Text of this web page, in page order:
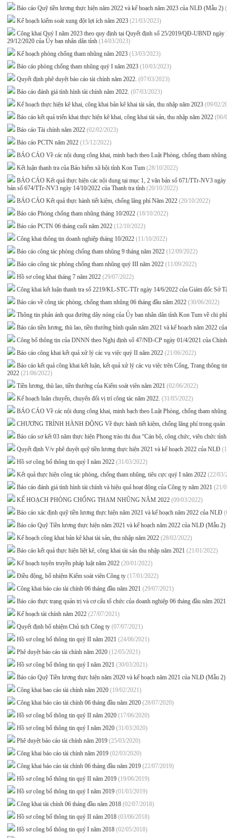
Báo cáo Quỹ tiền lương thực hiện năm 2022 và kế hoạch năm 2023 của NLĐ (Mẫu 2)
Kế hoạch kiểm soát xung đột lợi ích năm 2023 (21/03/2023)
Công khai Quý I năm 2023 theo quy định tại Quyết định số 25/2019/QĐ-UBND
29/12/2020 của Ủy ban nhân dân tỉnh (14/03/2023)
Kế hoạch phòng chống tham nhũng năm 2023 (13/03/2023)
Báo cáo phòng chống tham nhũng quý I năm 2023 (10/03/2023)
Quyết định phê duyệt báo cáo tài chính năm 2022. (07/03/2023)
Báo cáo đánh giá tình hình tài chính năm 2022. (07/03/2023)
Kế hoạch thực hiện kê khai, công khai bản kê khai tài sản, thu nhập năm 2023 (09/02/
Báo cáo kết quả triển khai thực hiện kê khai, công khai tài sản, thu nhập năm 2022 (06/
Báo cáo Tài chính năm 2022 (02/02/2023)
Báo cáo PCTN năm 2022 (15/12/2022)
BÁO CÁO Về các nội dung công khai, minh bạch theo Luật Phòng, chống tham
Kết luận thanh tra của Bảo hiểm xã hội tỉnh Kon Tum (28/10/2022)
BÁO CÁO Kết quả thực hiện các nội dung tại mục 1, 2 văn bản số 671/TTr-NV3
bản số 674/TTr-NV3 ngày 14/10/2022 của Thanh tra tỉnh (20/10/2022)
BÁO CÁO Kết quả thực hành tiết kiệm, chống lãng phí Năm 2022 (20/10/2022)
Báo cáo Phòng chống tham nhũng tháng 10/2022 (18/10/2022)
Báo cáo PCTN 06 tháng cuối năm 2022 (12/10/2022)
Công khai thông tin doanh nghiệp tháng 10/2022 (11/10/2022)
Báo cáo công tác phòng chống tham nhũng 9 tháng năm 2022 (12/09/2022)
Báo cáo công tác phòng chống tham nhũng quý III năm 2022 (11/09/2022)
Hồ sơ công khai tháng 7 năm 2022 (29/07/2022)
Công khai kết luận thanh tra số 2219/KL-STC-TTr ngày 14/6/2022 của Giám đốc Sở
Báo cáo về công tác phòng, chống tham nhũng 06 tháng đầu năm 2022 (30/06/2022)
Thông tin phản ánh qua đường dây nóng của Ủy ban nhân dân tỉnh Kon Tum về chi
Báo cáo tiền lương, thù lao, tiền thưởng bình quân năm 2021 và kế hoạch năm 2022
Công bố thông tin của DNNN theo Nghị định số 47/NĐ-CP ngày 01/4/2021 của
Báo cáo công khai kết quả xử lý các vụ việc quý II năm 2022 (21/06/2022)
Báo cáo kết quả công khai kết luận, kết quả xử lý các vụ việc trên Cổng, Trang thông
2022 (21/06/2022)
Tiền lương, thù lao, tiền thưởng của Kiểm soát viên năm 2021 (02/06/2022)
Kế hoạch luân chuyển, chuyển đổi vị trí công tác năm 2022. (31/05/2022)
BÁO CÁO Về các nội dung công khai, minh bạch theo Luật Phòng, chống tham
CHƯƠNG TRÌNH HÀNH ĐỘNG Về thực hành tiết kiệm, chống lãng phí trong quản
Báo cáo sơ kết 03 năm thực hiện Phong trào thi đua “Cán bộ, công chức, viên chức
Quyết định V/v phê duyệt quỹ tiền lương thực hiện 2021 và kế hoạch 2022 của NLĐ
Hồ sơ công bố thông tin quý I năm 2022 (31/03/2022)
Kết quả thực hiện công tác phòng, chống tham nhũng, tiêu cực quý I năm 2022 (22/03/
Báo cáo đánh giá tình hình tài chính và hiệu quả hoạt động của Công ty năm 2021 (21/
KẾ HOẠCH PHÒNG CHỐNG THAM NHŨNG NĂM 2022 (09/03/2022)
Báo cáo xác định quỹ tiền lương thực hiện năm 2021 và kế hoạch năm 2022 của NLĐ
Báo cáo Quỹ Tiền lương thực hiện năm 2021 và kế hoạch năm 2022 của NLĐ (Mẫu 2)
Kế hoạch công khai bản kê khai tài sản, thu nhập năm 2022 (28/02/2022)
Báo cáo kết quả thực hiện liệt kê, công khai tài sản thu nhập năm 2021 (21/01/2022)
Kế hoạch tuyên truyền pháp luật năm 2022 (20/01/2022)
Điều động, bổ nhiệm Kiểm soát viên Công ty (17/01/2022)
Công khai báo cáo tài chính 06 tháng đầu năm 2021 (29/07/2021)
Báo cáo thực trạng quản trị và cơ cấu tổ chức của doanh nghiệp 06 tháng đầu năm 2021
Kế hoạch tài chính năm 2022 (27/07/2021)
Quyết định bổ nhiệm Chủ tịch Công ty (07/07/2021)
Hồ sơ công bố thông tin quý II năm 2021 (24/06/2021)
Phê duyệt báo cáo tài chính năm 2020 (12/05/2021)
Hồ sơ công bố thông tin quý I năm 2021 (30/03/2021)
Báo cáo Quỹ Tiền lương thực hiện năm 2020 và kế hoạch năm 2021 của NLĐ (Mẫu 2)
Công khai bao cáo tài chính năm 2020 (19/02/2021)
Công khai báo cáo tài chính 06 tháng đầu năm 2020 (28/07/2020)
Hồ sơ công bố thông tin quý II năm 2020 (17/06/2020)
Hồ sơ công bố thông tin quý I năm 2020 (31/03/2020)
Phê duyệt báo cáo tài chính năm 2019 (25/03/2020)
Công khai báo cáo tài chính năm 2019 (02/03/2020)
Công khai báo cáo tài chính 06 tháng đầu năm 2019 (22/07/2019)
Hồ sơ công bố thông tin quý II năm 2019 (19/06/2019)
Hồ sơ công bố thông tin quý I năm 2019 (01/03/2019)
Công khai tài chính 06 tháng đầu năm 2018 (02/07/2018)
Hồ sơ công bố thông tin quý II năm 2018 (03/06/2018)
Hồ sơ công bố thông tin quý I năm 2018 (02/05/2018)